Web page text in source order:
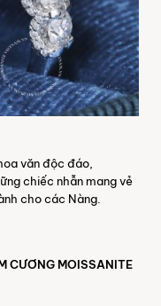
văn độc đáo,
chiếc nhẫn mang vẻ
cho các Nàng.
CƯƠNG MOISSANITE